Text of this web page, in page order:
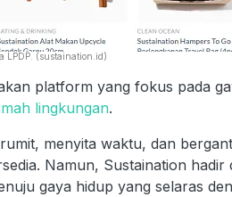
LPDP. (sustaination.id)
platform yang fokus pada
lingkungan.
menyita waktu, dan
Namun, Sustaination
gaya hidup yang selaras